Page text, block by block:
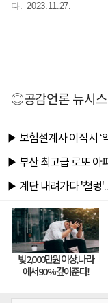
다. 2023.11.27.
◎공감언론 뉴시스